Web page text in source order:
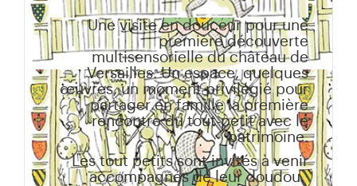
Une visite en douceur pour une
première découverte
multisensorielle du château de
Versailles. Un espace, quelques
œuvres, un moment privilégié pour
partager en famille la première
rencontre du tout-petit avec le
patrimoine.
Les tout petits sont invités à venir
accompagnés de leur doudou.